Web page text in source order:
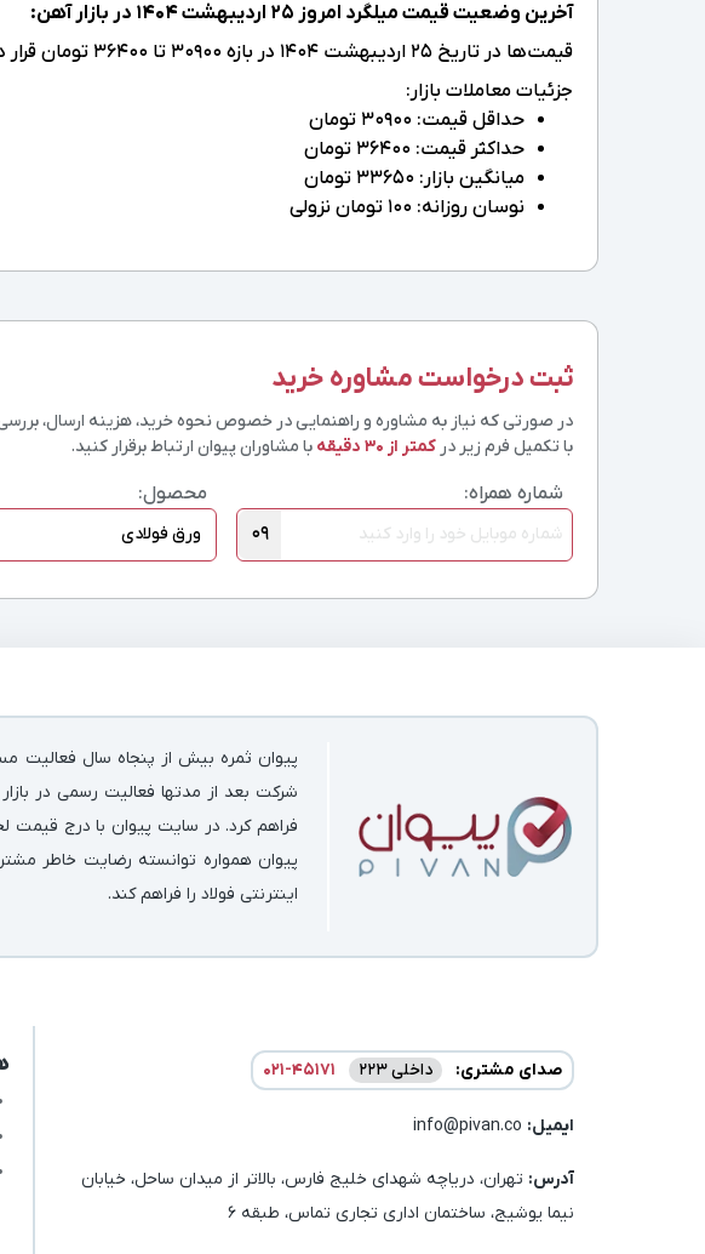
آخرین وضعیت قیمت میلگرد امروز ۲۵ اردیبهشت ۱۴۰۴ در بازار آهن:
قیمت‌ها در تاریخ ۲۵ اردیبهشت ۱۴۰۴ در بازه 30900 تا 36400 تومان قرار دارد که نسبت به هفته گذشته 0.3% نزول داشته است.
جزئیات معاملات بازار:
حداقل قیمت: 30900 تومان
حداکثر قیمت: 36400 تومان
میانگین بازار: 33650 تومان
نوسان روزانه: 100 تومان نزولی
ثبت درخواست مشاوره خرید
در صورتی که نیاز به مشاوره و راهنمایی در خصوص نحوه خرید، هزینه ارسال،
با تکمیل فرم زیر در کمتر از 30 دقیقه با مشاوران پیوان ارتباط برقرار کنید.
شماره همراه:
09
محصول:
پیوان ثمره بیش از پنجاه سال فعالیت
شرکت بعد از مدتها فعالیت رسمی در
فراهم کرد. در سایت پیوان با درج قیمت
پیوان همواره توانسته رضایت خاطر
اینترنتی فولاد را فراهم کند.
صدای مشتری: داخلی 223 021-45171
ایمیل:‌
آدرس: تهران، دریاچه شهدای خلیج فارس، بالاتر از میدان ساحل، خیابان
نیما یوشیج، ساختمان اداری تجاری تماس، طبقه 6